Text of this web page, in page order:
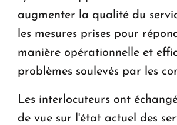
augmenter la qualité du
les mesures prises pour
manière opérationnelle et
problèmes soulevés par les
Les interlocuteurs ont
de vue sur l'état actuel des